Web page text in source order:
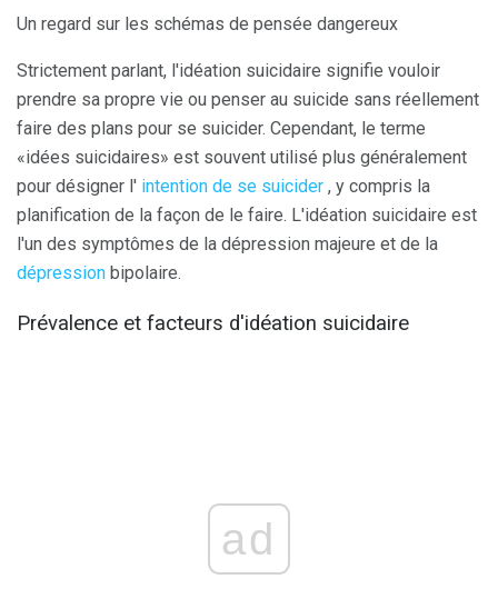
Un regard sur les schémas de pensée dangereux
Strictement parlant, l'idéation suicidaire signifie vouloir
prendre sa propre vie ou penser au suicide sans réellement
faire des plans pour se suicider. Cependant, le terme
«idées suicidaires» est souvent utilisé plus généralement
pour désigner l' intention de se suicider , y compris la
planification de la façon de le faire. L'idéation suicidaire est
l'un des symptômes de la dépression majeure et de la
dépression bipolaire.
Prévalence et facteurs d'idéation suicidaire
ad